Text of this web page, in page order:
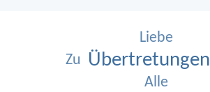
Liebe
Zu
Übertretungen
Alle